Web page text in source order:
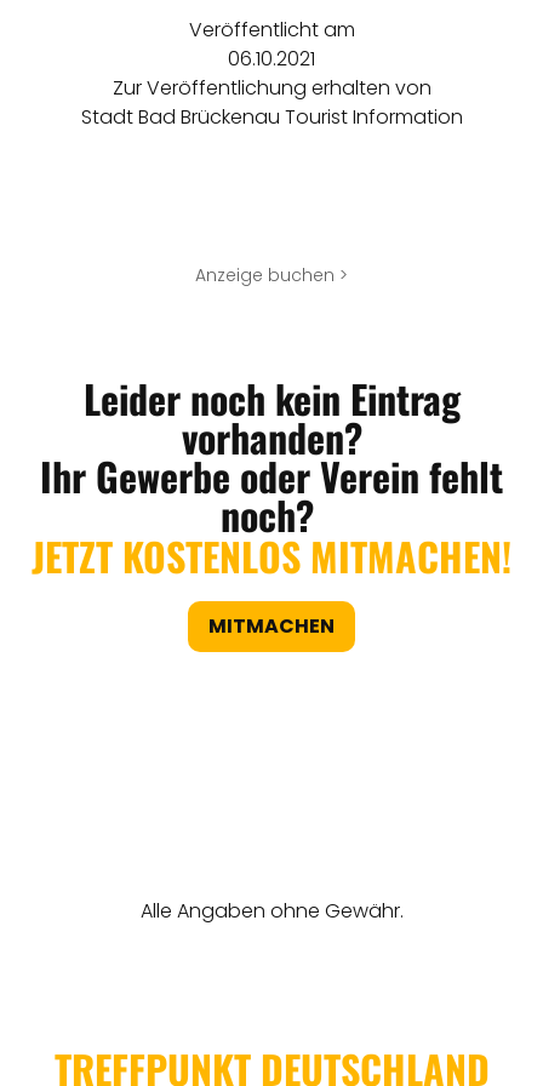
Veröffentlicht am
06.10.2021
Zur Veröffentlichung erhalten von
Stadt Bad Brückenau Tourist Information
Anzeige buchen >
Leider noch kein Eintrag
vorhanden?
Ihr Gewerbe oder Verein fehlt
noch?
JETZT KOSTENLOS MITMACHEN!
MITMACHEN